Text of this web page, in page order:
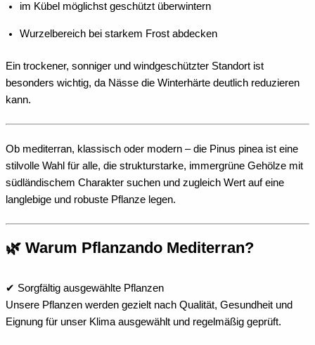
im Kübel möglichst geschützt überwintern
Wurzelbereich bei starkem Frost abdecken
Ein trockener, sonniger und windgeschützter Standort ist
besonders wichtig, da Nässe die Winterhärte deutlich reduzieren
kann.
Ob mediterran, klassisch oder modern – die Pinus pinea ist eine
stilvolle Wahl für alle, die strukturstarke, immergrüne Gehölze mit
südländischem Charakter suchen und zugleich Wert auf eine
langlebige und robuste Pflanze legen.
🌿 Warum Pflanzando Mediterran?
✔ Sorgfältig ausgewählte Pflanzen
Unsere Pflanzen werden gezielt nach Qualität, Gesundheit und
Eignung für unser Klima ausgewählt und regelmäßig geprüft.